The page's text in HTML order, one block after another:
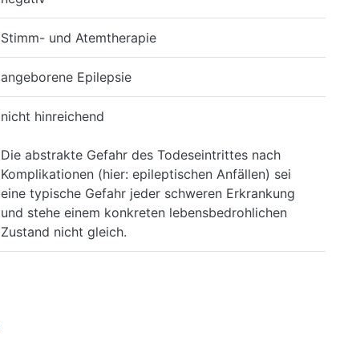
Stimm- und Atemtherapie
angeborene Epilepsie
nicht hinreichend
Die abstrakte Gefahr des Todeseintrittes nach
Komplikationen (hier: epileptischen Anfällen) sei
eine typische Gefahr jeder schweren Erkrankung
und stehe einem konkreten lebensbedrohlichen
Zustand nicht gleich.